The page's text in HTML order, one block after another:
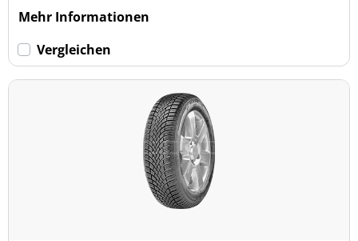
Mehr Informationen
Vergleichen